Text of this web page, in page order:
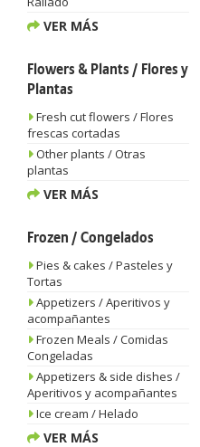
VER MÁS
Flowers & Plants / Flores y
Plantas
Fresh cut flowers / Flores
frescas cortadas
Other plants / Otras
plantas
VER MÁS
Frozen / Congelados
Pies & cakes / Pasteles y
Tortas
Appetizers / Aperitivos y
acompañantes
Frozen Meals / Comidas
Congeladas
Appetizers & side dishes /
Aperitivos y acompañantes
Ice cream / Helado
VER MÁS